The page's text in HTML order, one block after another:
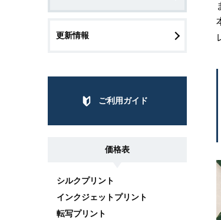
更新情報
ご利用ガイド
価格表
シルクプリント
インクジェットプリント
転写プリント